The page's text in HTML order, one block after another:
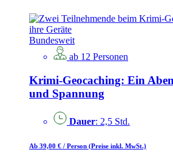
Bundesweit
ab 12 Personen
Krimi-Geocaching: Ein
und Spannung
Dauer: 2,5 Std.
Ab 39,00 € / Person (Preise inkl. MwSt.)